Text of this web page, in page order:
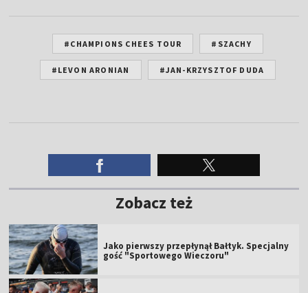
#CHAMPIONS CHEES TOUR #SZACHY
#LEVON ARONIAN #JAN-KRZYSZTOF DUDA
Zobacz też
Jako pierwszy przepłynął Bałtyk. Specjalny
gość "Sportowego Wieczoru"